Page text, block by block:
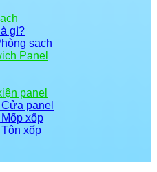
gì?
sạch
Panel
panel
panel
xốp
xốp